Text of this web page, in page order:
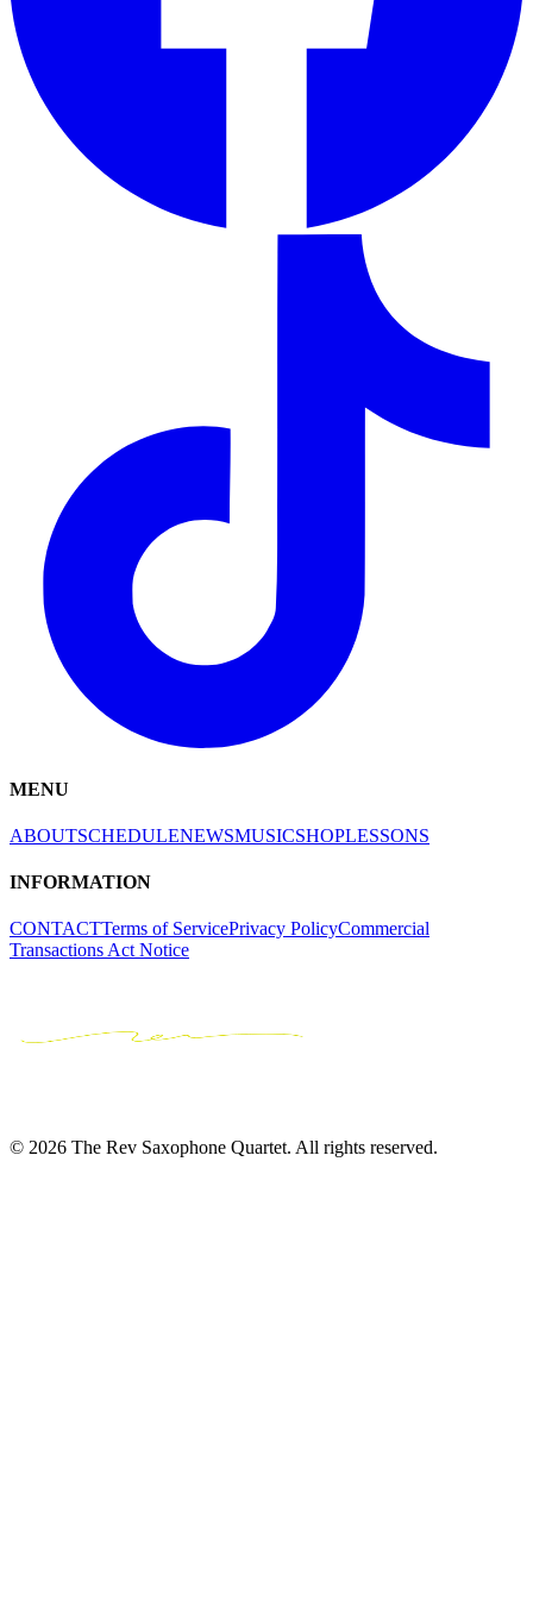
MENU
ABOUTSCHEDULENEWSMUSICSHOPLESSONS
INFORMATION
CONTACTTerms of ServicePrivacy PolicyCommercial
Transactions Act Notice
© 2026 The Rev Saxophone Quartet. All rights reserved.